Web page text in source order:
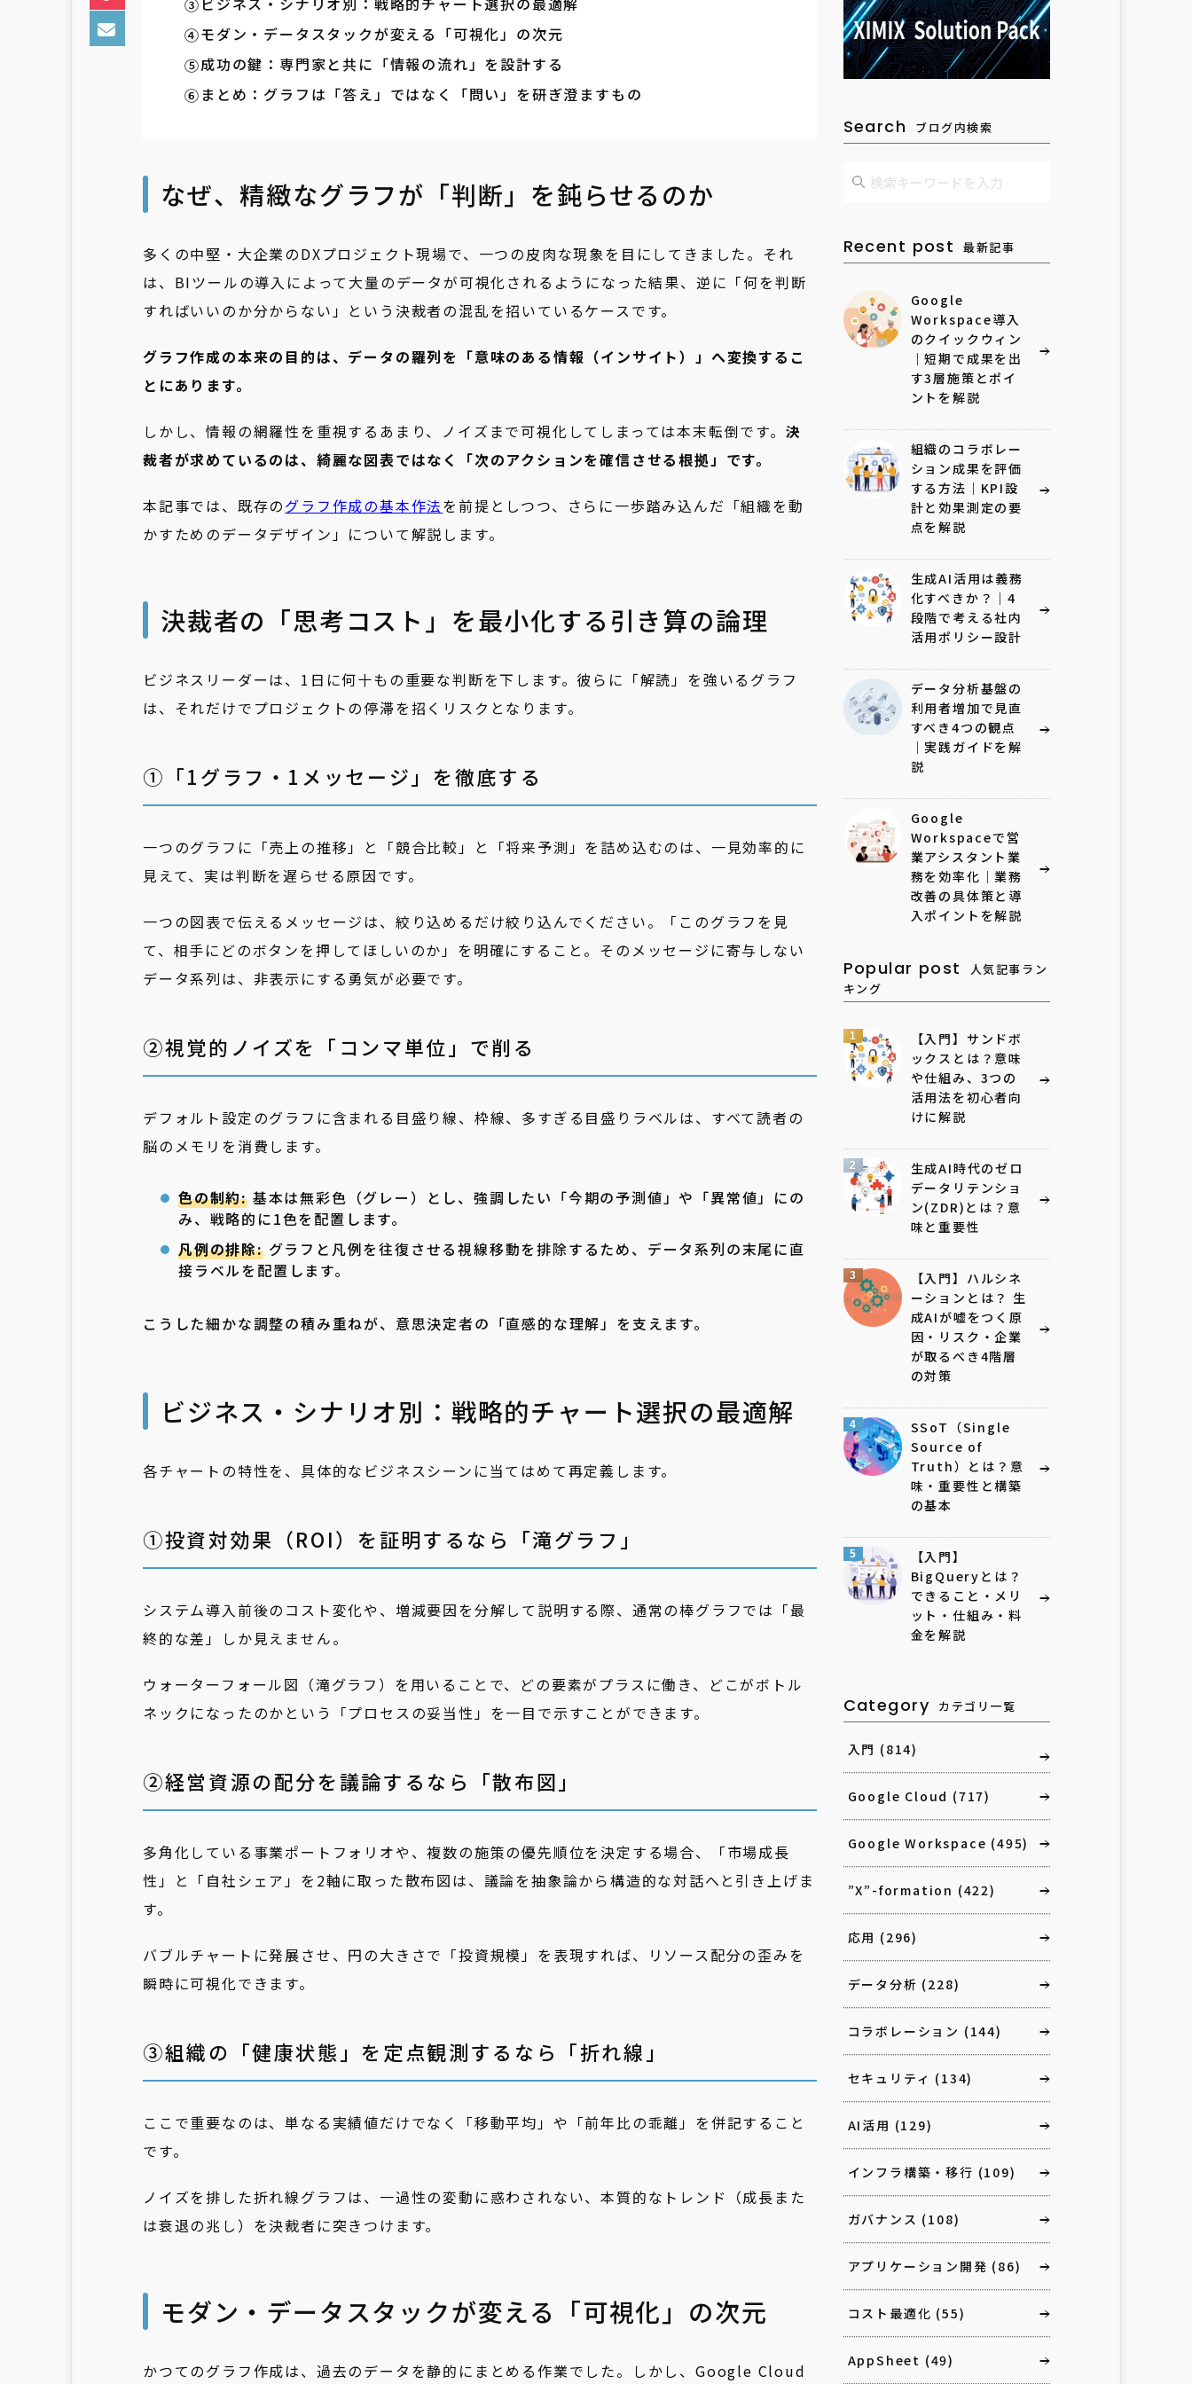
モダン・データスタックが変える「可視化」の次元
成功の鍵：専門家と共に「情報の流れ」を設計する
まとめ：グラフは「答え」ではなく「問い」を研ぎ澄ますもの
なぜ、精緻なグラフが「判断」を鈍らせるのか
多くの中堅・大企業のDXプロジェクト現場で、一つの皮肉な現象を目にしてきました。それ
は、BIツールの導入によって大量のデータが可視化されるようになった結果、逆に「何を判断
すればいいのか分からない」という決裁者の混乱を招いているケースです。
グラフ作成の本来の目的は、データの羅列を「意味のある情報（インサイト）」へ変換するこ
とにあります。
しかし、情報の網羅性を重視するあまり、ノイズまで可視化してしまっては本末転倒です。 決
裁者が求めているのは、綺麗な図表ではなく「次のアクションを確信させる根拠」です。
本記事では、既存のグラフ作成の基本作法を前提としつつ、さらに一歩踏み込んだ「組織を動
かすためのデータデザイン」について解説します。
決裁者の「思考コスト」を最小化する引き算の論理
ビジネスリーダーは、1日に何十もの重要な判断を下します。彼らに「解読」を強いるグラフ
は、それだけでプロジェクトの停滞を招くリスクとなります。
➀「1グラフ・1メッセージ」を徹底する
一つのグラフに「売上の推移」と「競合比較」と「将来予測」を詰め込むのは、一見効率的に
見えて、実は判断を遅らせる原因です。
一つの図表で伝えるメッセージは、絞り込めるだけ絞り込んでください。「このグラフを見
て、相手にどのボタンを押してほしいのか」を明確にすること。そのメッセージに寄与しない
データ系列は、非表示にする勇気が必要です。
②視覚的ノイズを「コンマ単位」で削る
デフォルト設定のグラフに含まれる目盛り線、枠線、多すぎる目盛りラベルは、すべて読者の
脳のメモリを消費します。
色の制約: 基本は無彩色（グレー）とし、強調したい「今期の予測値」や「異常値」にの
み、戦略的に1色を配置します。
凡例の排除:グラフと凡例を往復させる視線移動を排除するため、データ系列の末尾に直
接ラベルを配置します。
こうした細かな調整の積み重ねが、意思決定者の「直感的な理解」を支えます。
ビジネス・シナリオ別：戦略的チャート選択の最適解
各チャートの特性を、具体的なビジネスシーンに当てはめて再定義します。
➀投資対効果（ROI）を証明するなら「滝グラフ」
システム導入前後のコスト変化や、増減要因を分解して説明する際、通常の棒グラフでは「最
終的な差」しか見えません。
ウォーターフォール図（滝グラフ）を用いることで、どの要素がプラスに働き、どこがボトル
ネックになったのかという「プロセスの妥当性」を一目で示すことができます。
②経営資源の配分を議論するなら「散布図」
多角化している事業ポートフォリオや、複数の施策の優先順位を決定する場合、「市場成長
性」と「自社シェア」を2軸に取った散布図は、議論を抽象論から構造的な対話へと引き上げま
す。
バブルチャートに発展させ、円の大きさで「投資規模」を表現すれば、リソース配分の歪みを
瞬時に可視化できます。
③組織の「健康状態」を定点観測するなら「折れ線」
ここで重要なのは、単なる実績値だけでなく「移動平均」や「前年比の乖離」を併記すること
です。
ノイズを排した折れ線グラフは、一過性の変動に惑わされない、本質的なトレンド（成長また
は衰退の兆し）を決裁者に突きつけます。
モダン・データスタックが変える「可視化」の次元
かつてのグラフ作成は、過去のデータを静的にまとめる作業でした。しかし、Google Cloud
Search ブログ内検索
Recent post 最新記事
Google
Workspace導入
のクイックウィン
｜短期で成果を出
す3層施策とポイ
ントを解説
組織のコラボレー
ション成果を評価
する方法｜KPI設
計と効果測定の要
点を解説
生成AI活用は義務
化すべきか？｜4
段階で考える社内
活用ポリシー設計
データ分析基盤の
利用者増加で見直
すべき4つの観点
｜実践ガイドを解
説
Google
Workspaceで営
業アシスタント業
務を効率化｜業務
改善の具体策と導
入ポイントを解説
Popular post
人気記事ラン
キング
1
【入門】サンドボ
ックスとは？意味
や仕組み、3つの
活用法を初心者向
けに解説
2
生成AI時代のゼロ
データリテンショ
ン(ZDR)とは？意
味と重要性
3
【入門】ハルシネ
ーションとは？ 生
成AIが嘘をつく原
因・リスク・企業
が取るべき4階層
の対策
4
SSoT（Single
Source of
Truth）とは？意
味・重要性と構築
の基本
5
【入門】
BigQueryとは？
できること・メリ
ット・仕組み・料
金を解説
Category カテゴリ一覧
入門 (814)
Google Cloud (717)
Google Workspace (495)
”X”-formation (422)
応用 (296)
データ分析 (228)
コラボレーション (144)
セキュリティ (134)
AI活用 (129)
インフラ構築・移行 (109)
ガバナンス (108)
アプリケーション開発 (86)
コスト最適化 (55)
AppSheet (49)